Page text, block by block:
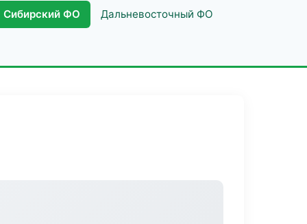
Сибирский ФО Дальневосточный ФО